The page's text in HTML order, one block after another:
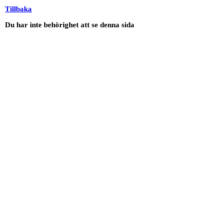
Tillbaka
Du har inte behörighet att se denna sida